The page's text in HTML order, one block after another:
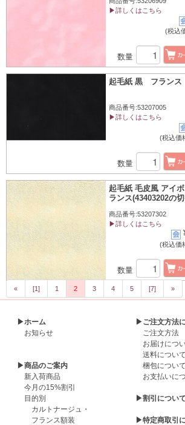
▶詳しくはこちら
(税込
数量
起毛紙 黒 フランス
商品番号:53207005
▶詳しくはこちら
(税込価
数量
起毛紙 毛皮風 アイ
ランス(43403202の
商品番号:53207302
▶詳しくはこちら
(税込価
数量
« [1] 1 2 3 4 5 [7] »
▶ホーム
お知らせ
▶商品のご案内
新入荷商品
今月の15%割引
目的別
カルトナージュ・
フランス額装
▶ご注文方法
ご注文方法
お届けにつ
送料について
梱包について
お支払いに
▶割引について
▶特定商取引